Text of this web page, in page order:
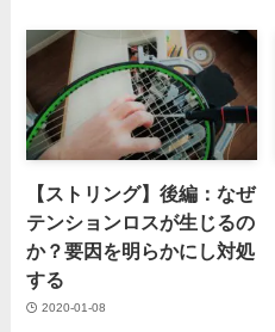
【ストリング】後編：なぜ
テンションロスが生じるの
か？要因を明らかにし対処
する
2020-01-08